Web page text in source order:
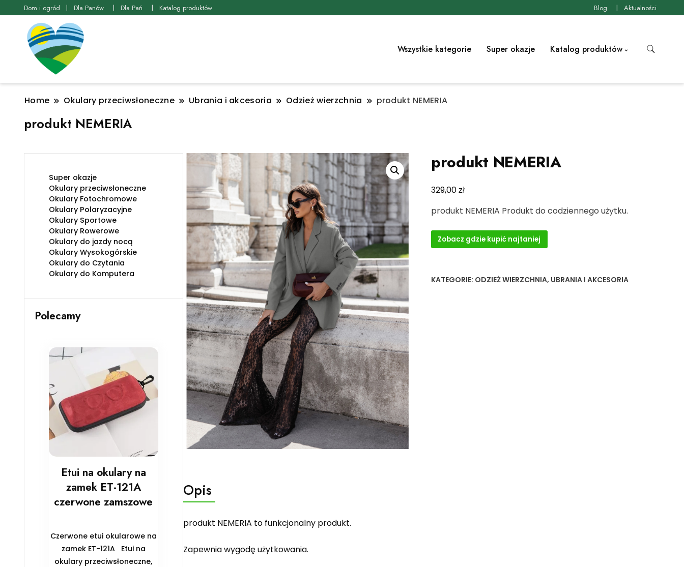
Dom i ogród Dla Panów Dla Pań Katalog produktów Blog Aktualności
Wszystkie kategorie Super okazje Katalog produktów
Home Okulary przeciwsłoneczne Ubrania i akcesoria Odzież wierzchnia produkt NEMERIA
produkt NEMERIA
produkt NEMERIA
329,00zł
produkt NEMERIA Produkt do codziennego użytku.
Zobacz gdzie kupić najtaniej
KATEGORIE: ODZIEŻ WIERZCHNIA, UBRANIA I AKCESORIA
Opis
produkt NEMERIA to funkcjonalny produkt.
Zapewnia wygodę użytkowania.
Super okazje
Okulary przeciwsłoneczne
Okulary Fotochromowe
Okulary Polaryzacyjne
Okulary Sportowe
Okulary Rowerowe
Okulary do jazdy nocą
Okulary Wysokogórskie
Okulary do Czytania
Okulary do Komputera
Polecamy
Etui na okulary na
zamek ET-121A
czerwone zamszowe
Czerwone etui okularowe na
zamek ET-121A Etui na
okulary przeciwsłoneczne,